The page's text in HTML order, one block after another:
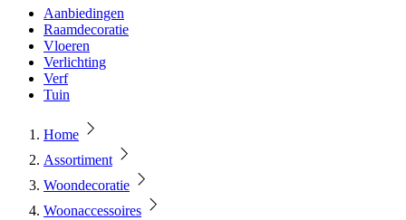
Aanbiedingen
Raamdecoratie
Vloeren
Verlichting
Verf
Tuin
Home
Assortiment
Woondecoratie
Woonaccessoires